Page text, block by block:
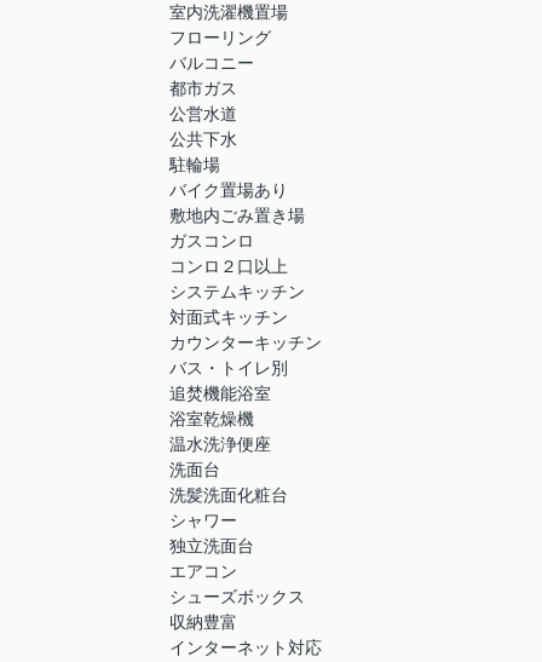
室内洗濯機置場
フローリング
バルコニー
都市ガス
公営水道
公共下水
駐輪場
バイク置場あり
敷地内ごみ置き場
ガスコンロ
コンロ２口以上
システムキッチン
対面式キッチン
カウンターキッチン
バス・トイレ別
追焚機能浴室
浴室乾燥機
温水洗浄便座
洗面台
洗髪洗面化粧台
シャワー
独立洗面台
エアコン
シューズボックス
収納豊富
インターネット対応